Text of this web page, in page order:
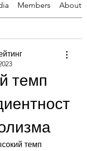
Members About
темп
темп